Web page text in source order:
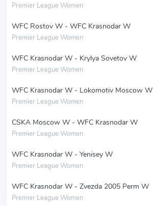
Premier League Women
WFC Rostov W - WFC Krasnodar W
Premier League Women
WFC Krasnodar W - Krylya Sovetov W
Premier League Women
WFC Krasnodar W - Lokomotiv Moscow W
Premier League Women
CSKA Moscow W - WFC Krasnodar W
Premier League Women
WFC Krasnodar W - Yenisey W
Premier League Women
WFC Krasnodar W - Zvezda 2005 Perm W
Premier League Women